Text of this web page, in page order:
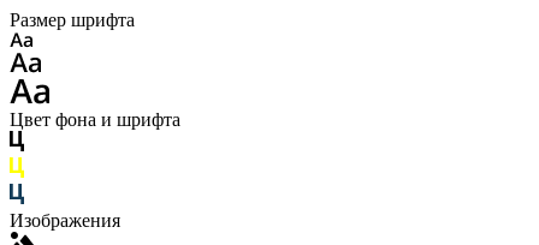
Размер шрифта
Цвет фона и шрифта
Изображения